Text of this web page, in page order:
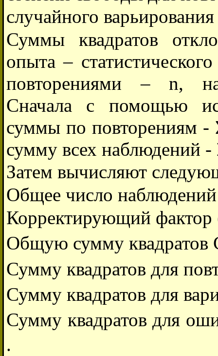
случайного
Суммы квадратов
опыта –
повторениями – n,
Сначала с помощью
суммы по повторениям
сумму всех наблюдений
Затем вычисляют
Общее число
Корректирующий фактор
Общую сумму квадратов
Сумму квадратов для
Сумму квадратов для
Сумму квадратов для
.